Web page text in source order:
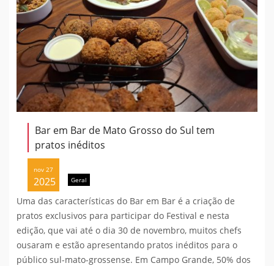
Bar em Bar de Mato Grosso do Sul tem
pratos inéditos
nov 27
2025 Geral
Uma das características do Bar em Bar é a criação de
pratos exclusivos para participar do Festival e nesta
edição, que vai até o dia 30 de novembro, muitos chefs
ousaram e estão apresentando pratos inéditos para o
público sul-mato-grossense. Em Campo Grande, 50% dos